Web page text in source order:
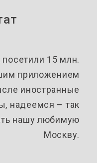
посетили 15 млн.
приложением
иностранные
надеемся – так
нашу любимую
Москву.